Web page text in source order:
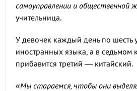
самоуправлении и общественной
учительница.
У девочек каждый день по шесть
иностранных языка, а в седьмом
прибавится третий — китайский.
«Мы стараемся, чтобы они